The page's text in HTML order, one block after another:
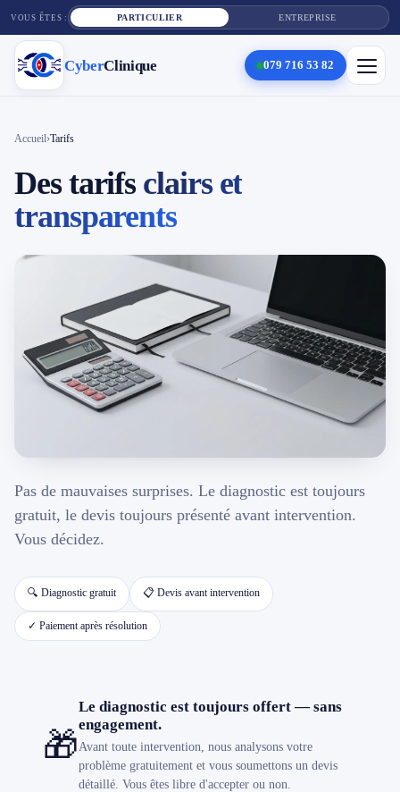
VOUS ÊTES : PARTICULIER ENTREPRISE
CyberClinique 079 716 53 82
Cyber
Contact
📍 LOCALITÉS DESSERVIES
Région d'Yverdon
Gros-de-Vaud 4
Broye
Hors zone
→ Toutes les zones d'intervention (21 villes)
Accueil›Tarifs
Des tarifs clairs et
transparents
Pas de mauvaises surprises. Le diagnostic est toujours
gratuit, le devis toujours présenté avant intervention.
Vous décidez.
🔍 Diagnostic gratuit 📋 Devis avant intervention
✓ Paiement après résolution
🎁
Le diagnostic est toujours offert — sans
engagement.
Avant toute intervention, nous analysons votre
problème gratuitement et vous soumettons un devis
détaillé. Vous êtes libre d'accepter ou non.